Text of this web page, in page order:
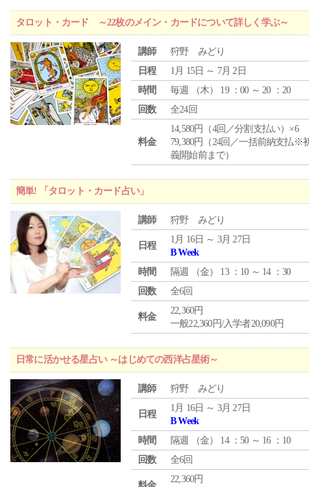
タロット・カード ～22枚のメイン・カードについて詳しく学ぶ～
講師
狩野 みどり
日程
1月 15日 ～ 7月 2日
時間
毎週 （木） 19 ：00 ～ 20 ：20
回数
全24回
料金
14,580円（4回／分割支払い）×6
79,380円（24回／一括前納支払※
義開始前まで）
簡単! 「タロット・カード占い」
講師 狩野 みどり
日程
1月 16日 ～ 3月 27日
B Week
時間
隔週 （金） 13 ：10 ～ 14 ：30
回数
全6回
料金
22,360円
一般22,360円/入学者20,090円
日常に活かせる星占い ～はじめての西洋占星術～
講師 狩野 みどり
日程
1月 16日 ～ 3月 27日
B Week
時間
隔週 （金） 14 ：50 ～ 16 ：10
回数
全6回
22,360円